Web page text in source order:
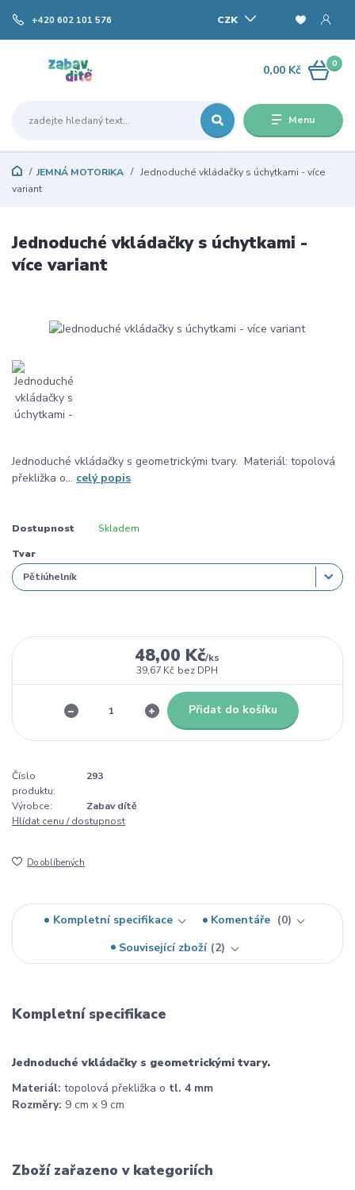
Menu
CZK
+420 602 101 576
0
0,00 Kč
JEMNÁ MOTORIKA
Jednoduché vkládačky s úchytkami - více
variant
Jednoduché vkládačky s úchytkami -
více variant
Jednoduché vkládačky s geometrickými tvary. Materiál: topolová
překližka o... celý popis
Dostupnost Skladem
Tvar
48,00 Kč/ks
39,67 Kč bez DPH
Přidat do košíku
Číslo
produktu:
293
Výrobce:
Zabav dítě
Hlídat cenu / dostupnost
Do oblíbených
Kompletní specifikace Komentáře
0
Související zboží 2
Kompletní specifikace
Jednoduché vkládačky s geometrickými tvary.
Materiál: topolová překližka o tl. 4 mm
Rozměry: 9 cm x 9 cm
Zboží zařazeno v kategoriích